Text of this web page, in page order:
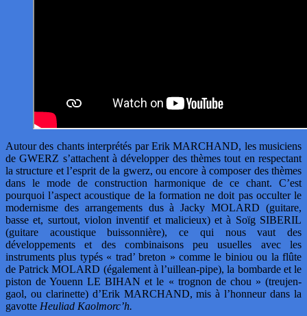
Autour des chants interprétés par Erik MARCHAND, les musiciens
de GWERZ s’attachent à développer des thèmes tout en respectant
la structure et l’esprit de la gwerz, ou encore à composer des thèmes
dans le mode de construction harmonique de ce chant. C’est
pourquoi l’aspect acoustique de la formation ne doit pas occulter le
modernisme des arrangements dus à Jacky MOLARD (guitare,
basse et, surtout, violon inventif et malicieux) et à Soïg SIBERIL
(guitare acoustique buissonnière), ce qui nous vaut des
développements et des combinaisons peu usuelles avec les
instruments plus typés « trad’ breton » comme le biniou ou la flûte
de Patrick MOLARD (également à l’uillean-pipe), la bombarde et le
piston de Youenn LE BIHAN et le « trognon de chou » (treujen-
gaol, ou clarinette) d’Erik MARCHAND, mis à l’honneur dans la
gavotte Heuliad Kaolmorc’h.